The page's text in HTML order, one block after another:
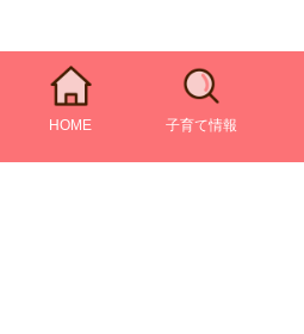
HOME 子育て情報